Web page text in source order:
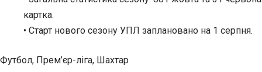
картка.
• Старт нового сезону УПЛ заплановано на 1 серпня.
Футбол, Прем’єр-ліга, Шахтар